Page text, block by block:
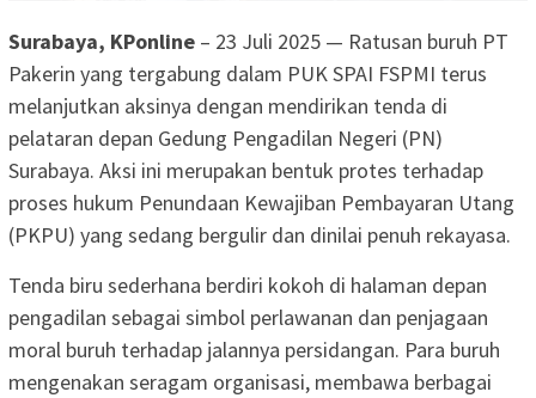
Surabaya, KPonline – 23 Juli 2025 — Ratusan buruh PT
Pakerin yang tergabung dalam PUK SPAI FSPMI terus
melanjutkan aksinya dengan mendirikan tenda di
pelataran depan Gedung Pengadilan Negeri (PN)
Surabaya. Aksi ini merupakan bentuk protes terhadap
proses hukum Penundaan Kewajiban Pembayaran Utang
(PKPU) yang sedang bergulir dan dinilai penuh rekayasa.
Tenda biru sederhana berdiri kokoh di halaman depan
pengadilan sebagai simbol perlawanan dan penjagaan
moral buruh terhadap jalannya persidangan. Para buruh
mengenakan seragam organisasi, membawa berbagai